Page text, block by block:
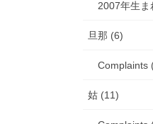
2007年生
旦那 (6)
Complaints
姑 (11)